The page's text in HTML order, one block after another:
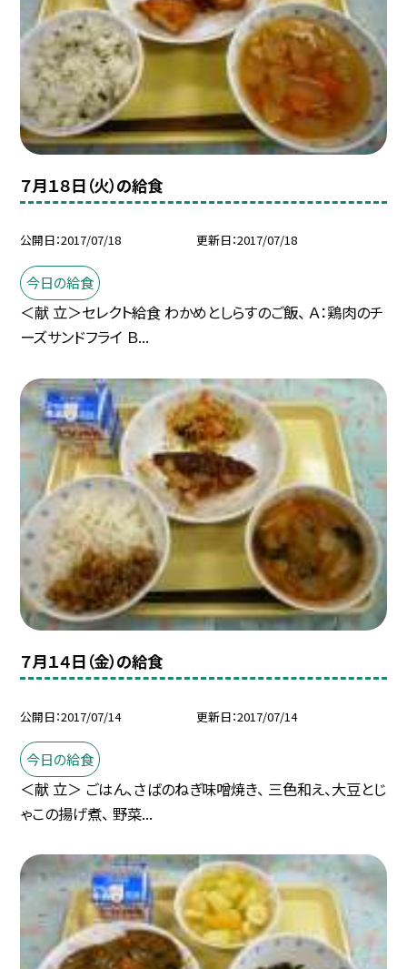
７月１８日（火）の給食
公開日 2017/07/18 更新日 2017/07/18
今日の給食
＜献 立＞セレクト給食 わかめとしらすのご飯、 Ａ：鶏肉のチ
ーズサンドフライ Ｂ...
７月１４日（金）の給食
公開日 2017/07/14 更新日 2017/07/14
今日の給食
＜献 立＞ ごはん、さばのねぎ味噌焼き、 三色和え、大豆とじ
ゃこの揚げ煮、 野菜...